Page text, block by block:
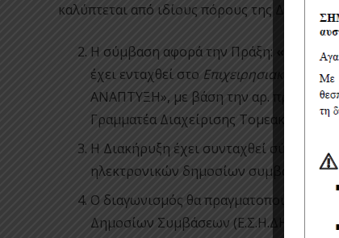
καλύπτεται από ιδίους πόρους της ΔΕΥΑ
Η σύμβαση αφορά την Πράξη:
έχει ενταχθεί στο Επιχειρησιακό
ΑΝΑΠΤΥΞΗ», με βάση την αρ. πρωτ.
Γραμματέα Διαχείρισης Τομεακών ΕΠ
Η Διακήρυξη έχει συνταχθεί σύμφωνα
ηλεκτρονικών δημοσίων συμβάσεων
Ο διαγωνισμός θα πραγματοποιηθεί
Δημοσίων Συμβάσεων (Ε.Σ.Η.ΔΗ.Σ.)